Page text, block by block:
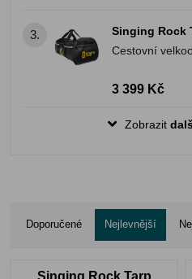
3.
Singing Rock
Cestovní
či pracovní
3 399 Kč
Zobrazit
Doporučené Nejlevnější